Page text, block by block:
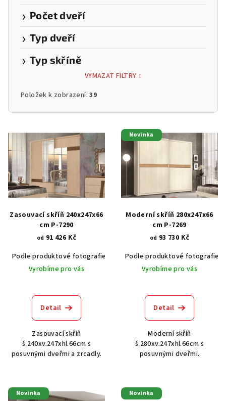
Počet dveří
Typ dveří
Typ skříně
VYMAZAT FILTRY
Položek k zobrazení:39
p
s
p
Zasouvací skříň 240x247x66
cm P-7290
od 91 426 Kč
Podle produktové fotografie
Akát vintage BT1551
Dub světlý
Vyrobíme pro vás
Detail
Zasouvací skříň
š.240xv.247xhl.66cm s
posuvnými dveřmi a zrcadly.
Novinka
Moderní skříň 280x247x66
cm P-7269
od 93 730 Kč
Podle produktové fotografie
Vyrobíme pro vás
Detail
Moderní skříň
š.280xv.247xhl.66cm s
posuvnými dveřmi.
Novinka Novinka